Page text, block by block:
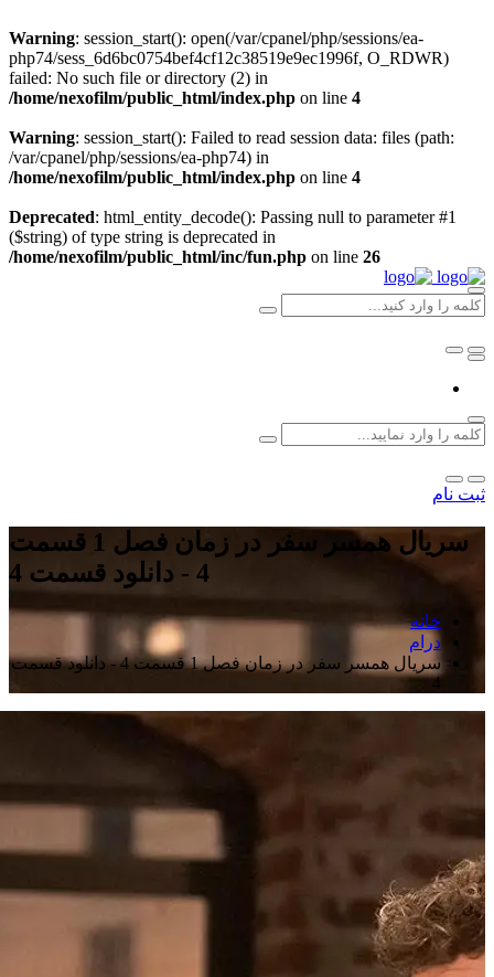
Warning: session_start(): open(/var/cpanel/php/sessions/ea-
php74/sess_6d6bc0754bef4cf12c38519e9ec1996f, O_RDWR)
failed: No such file or directory (2) in
/home/nexofilm/public_html/index.php on line 4
Warning: session_start(): Failed to read session data: files (path:
/var/cpanel/php/sessions/ea-php74) in
/home/nexofilm/public_html/index.php on line 4
Deprecated: html_entity_decode(): Passing null to parameter #1
($string) of type string is deprecated in
/home/nexofilm/public_html/inc/fun.php on line 26
ثبت نام
سریال همسر سفر در زمان فصل 1 قسمت
4 - دانلود قسمت 4
خانه
درام
سریال همسر سفر در زمان فصل 1 قسمت 4 - دانلود قسمت
4